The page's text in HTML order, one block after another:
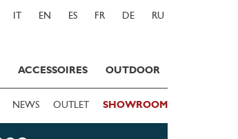
IT EN ES FR DE RU
ACCESSOIRES OUTDOOR
NEWS OUTLET SHOWROOM